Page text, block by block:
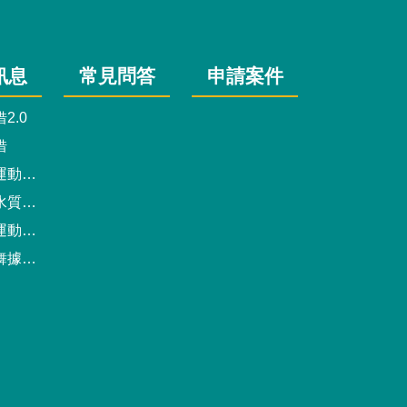
息
2.0
心
報告
系統
地圖
常見問答 申請案件